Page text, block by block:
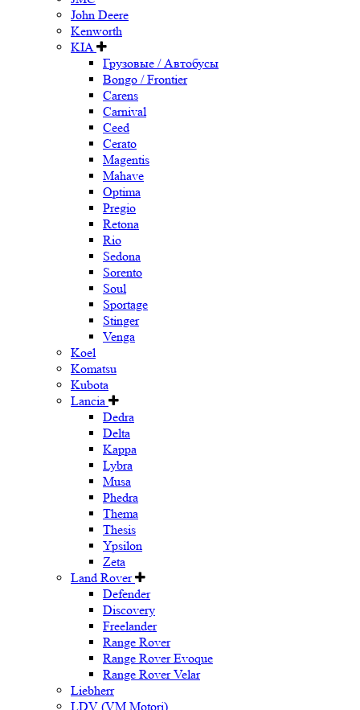
John Deere
Kenworth
KIA
Грузовые / Автобусы
Bongo / Frontier
Carens
Carnival
Ceed
Cerato
Magentis
Mahave
Optima
Pregio
Retona
Rio
Sedona
Sorento
Soul
Sportage
Stinger
Venga
Koel
Komatsu
Kubota
Lancia
Dedra
Delta
Kappa
Lybra
Musa
Phedra
Thema
Thesis
Ypsilon
Zeta
Land Rover
Defender
Discovery
Freelander
Range Rover
Range Rover Evoque
Range Rover Velar
Liebherr
LDV (VM Motori)